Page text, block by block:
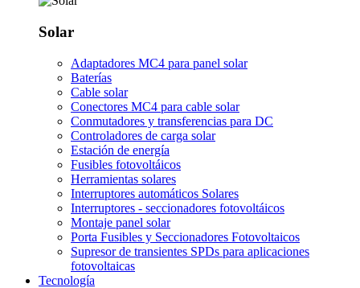
Solar
Adaptadores MC4 para panel solar
Baterías
Cable solar
Conectores MC4 para cable solar
Conmutadores y transferencias para DC
Controladores de carga solar
Estación de energía
Fusibles fotovoltáicos
Herramientas solares
Interruptores automáticos Solares
Interruptores - seccionadores fotovoltáicos
Montaje panel solar
Porta Fusibles y Seccionadores Fotovoltaicos
Supresor de transientes SPDs para aplicaciones
fotovoltaicas
Tecnología